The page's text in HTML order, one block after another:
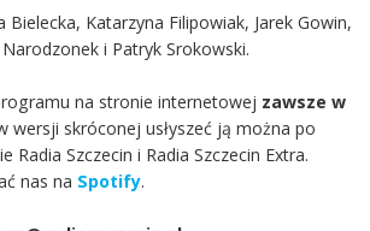
Bielecka, Katarzyna Filipowiak, Jarek Gowin,
i Patryk Srokowski.
na stronie internetowej zawsze w
wersji skróconej usłyszeć ją można po
Radia Szczecin i Radia Szczecin Extra.
nas na Spotify.